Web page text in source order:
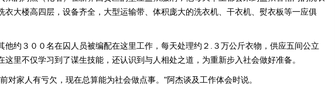
衣大楼高四层，设备齐全，大型运输带、体积庞大的洗衣机、干衣机、熨衣板等一应俱
他约３００名在囚人员被编配在这里工作，每天处理约２.３万公斤衣物，供应五间公立
这里不仅学习到了谋生技能，还认识到与人相处之道，为重新步入社会做好准备。
对家人有亏欠，现在总算能为社会做点事。"阿杰谈及工作体会时说。